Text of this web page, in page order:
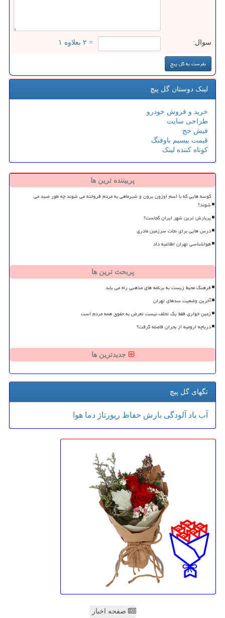
سوال: = ۲ بعلاوه ۱
لینک دوستان گل پیچ
خرید و فروش خودرو
طراحی سایت
فیش حج
قیمت بیسیم باوفنگ
کوتاه کننده لینک
پربیننده ترین ها
کوسه هایی که با اسم اوزون برون و شیرماهی به مردم فروخته می شوند چه طور صید می
شوند؟
پربارش ترین شهر ایران کجاست؟
درس هایی برای نجات سرزمین مادری
هواشناسی تهران اطلاعیه داد
پربحث ترین ها
فرهنگ محیط زیست به برنامه های مذهبی راه می یابد
آخرین وضعیت سدهای تهران
زمین خواری فقط یک تخلف نیست تعرض به حقوق همه مردم است
دریاچه ارومیه از بحران فاصله گرفت؟
جدیدترین ها
تگهای گل پیچ
آب باد آلودگی بارش حفاظ رپورتاژ دما هوا
صفحه اخبار